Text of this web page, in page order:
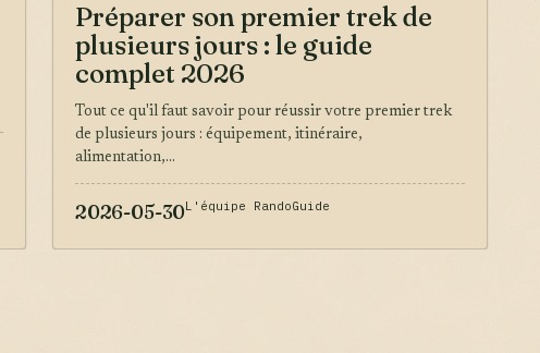
Préparer son premier trek de
plusieurs jours : le guide
complet 2026
Tout ce qu'il faut savoir pour réussir votre premier trek
de plusieurs jours : équipement, itinéraire,
alimentation,...
2026-05-30L'équipe RandoGuide